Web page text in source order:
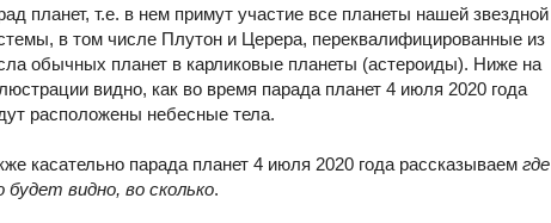
планет, т.е. в нем примут участие все планеты нашей звездной
в том числе Плутон и Церера, переквалифицированные из
обычных планет в карликовые планеты (астероиды). Ниже на
видно, как во время парада планет 4 июля 2020 года
расположены небесные тела.
касательно парада планет 4 июля 2020 года рассказываем где
будет видно, во сколько.